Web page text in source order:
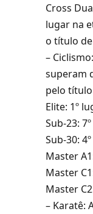
Cross
lugar na
o título
–
superam
pelo
Elite: 1º
Sub-23:
Sub-30:
Master
Master
Master
– Karatê: